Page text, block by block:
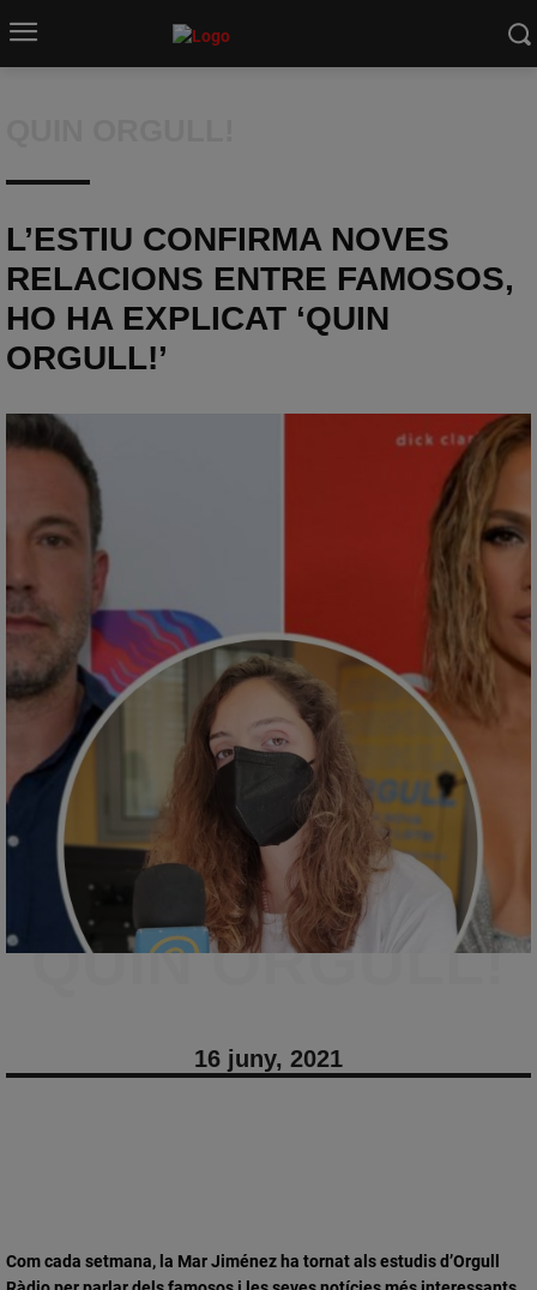
L’ESTIU CONFIRMA NOVES
RELACIONS ENTRE FAMOSOS,
HO HA EXPLICAT ‘QUIN
ORGULL!’
QUIN ORGULL!
16 juny, 2021
Com cada setmana, la Mar Jiménez ha tornat als estudis d’Orgull